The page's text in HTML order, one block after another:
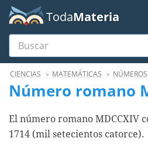
TodaMateria
Buscar
MenúCIENCIAS MATEMÁTICAS
Número romano
El número romano MDCCXIV
1714 (mil setecientos catorce).